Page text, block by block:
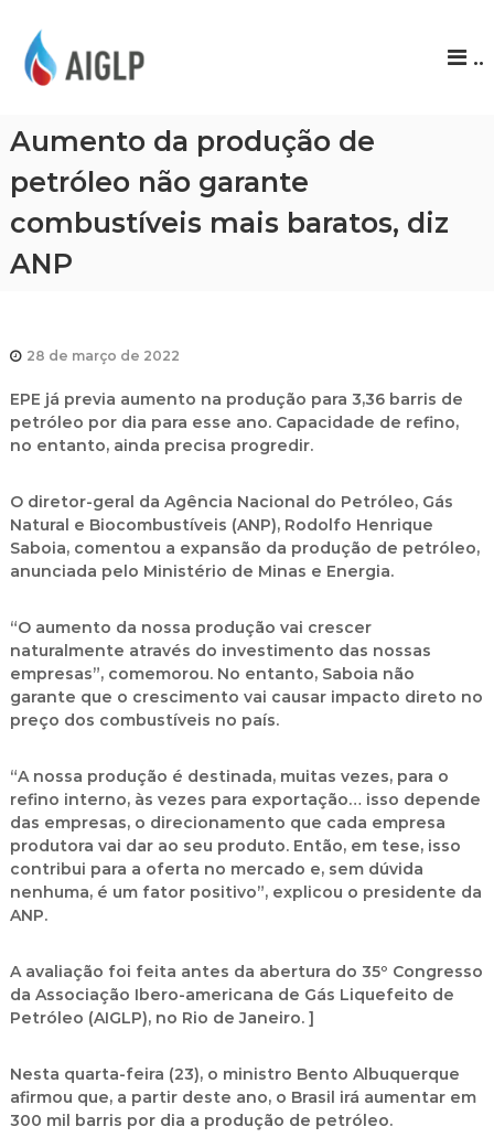
P
..
Aumento da produção de
petróleo não garante
combustíveis mais baratos, diz
ANP
28 de março de 2022
EPE já previa aumento na produção para 3,36 barris de
petróleo por dia para esse ano. Capacidade de refino,
no entanto, ainda precisa progredir.
O diretor-geral da Agência Nacional do Petróleo, Gás
Natural e Biocombustíveis (ANP), Rodolfo Henrique
Saboia, comentou a expansão da produção de petróleo,
anunciada pelo Ministério de Minas e Energia.
“O aumento da nossa produção vai crescer
naturalmente através do investimento das nossas
empresas”, comemorou. No entanto, Saboia não
garante que o crescimento vai causar impacto direto no
preço dos combustíveis no país.
“A nossa produção é destinada, muitas vezes, para o
refino interno, às vezes para exportação… isso depende
das empresas, o direcionamento que cada empresa
produtora vai dar ao seu produto. Então, em tese, isso
contribui para a oferta no mercado e, sem dúvida
nenhuma, é um fator positivo”, explicou o presidente da
ANP.
A avaliação foi feita antes da abertura do 35º Congresso
da Associação Ibero-americana de Gás Liquefeito de
Petróleo (AIGLP), no Rio de Janeiro. ]
Nesta quarta-feira (23), o ministro Bento Albuquerque
afirmou que, a partir deste ano, o Brasil irá aumentar em
300 mil barris por dia a produção de petróleo.